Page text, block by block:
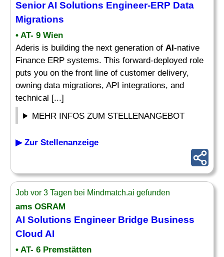
SeniorAI Solutions Engineer-ERP Data
Migrations
• AT- 9 Wien
Aderis is building the next generation of AI-native
Finance ERP systems. This forward-deployed role
puts you on the front line of customer delivery,
owning data migrations, API integrations, and
technical [...]
MEHR INFOS ZUM STELLENANGEBOT
▶ Zur Stellenanzeige
Job vor 3 Tagen bei Mindmatch.ai gefunden
ams OSRAM
AI Solutions Engineer Bridge Business
Cloud AI
• AT- 6 Premstätten